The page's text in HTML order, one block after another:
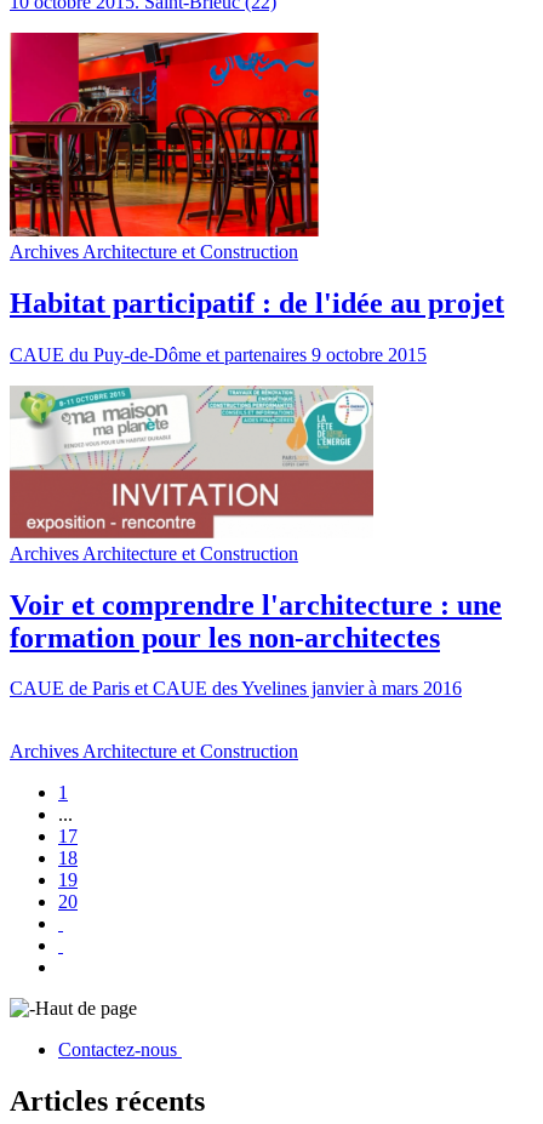
Archives Architecture et Construction
Habitat participatif : de l'idée au projet
CAUE du Puy-de-Dôme et partenaires 9 octobre 2015
Archives Architecture et Construction
Voir et comprendre l'architecture : une
formation pour les non-architectes
CAUE de Paris et CAUE des Yvelines janvier à mars 2016
Archives Architecture et Construction
1
...
17
18
19
20
Haut de page
Contactez-nous
Articles récents